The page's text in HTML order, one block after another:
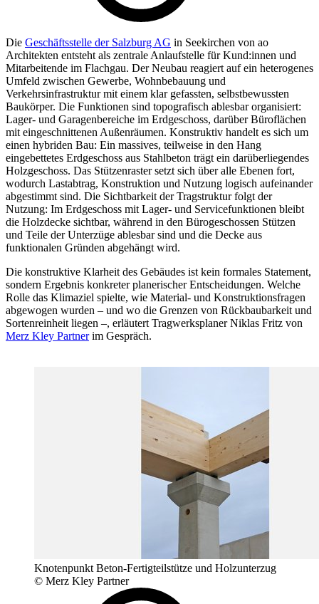
Die Geschäftsstelle der Salzburg AG in Seekirchen von ao
Architekten entsteht als zentrale Anlaufstelle für Kund:innen und
Mitarbeitende im Flachgau. Der Neubau reagiert auf ein heterogenes
Umfeld zwischen Gewerbe, Wohnbebauung und
Verkehrsinfrastruktur mit einem klar gefassten, selbstbewussten
Baukörper. Die Funktionen sind topografisch ablesbar organisiert:
Lager- und Garagenbereiche im Erdgeschoss, darüber Büroflächen
mit eingeschnittenen Außenräumen. Konstruktiv handelt es sich um
einen hybriden Bau: Ein massives, teilweise in den Hang
eingebettetes Erdgeschoss aus Stahlbeton trägt ein darüberliegendes
Holzgeschoss. Das Stützenraster setzt sich über alle Ebenen fort,
wodurch Lastabtrag, Konstruktion und Nutzung logisch aufeinander
abgestimmt sind. Die Sichtbarkeit der Tragstruktur folgt der
Nutzung: Im Erdgeschoss mit Lager- und Servicefunktionen bleibt
die Holzdecke sichtbar, während in den Bürogeschossen Stützen
und Teile der Unterzüge ablesbar sind und die Decke aus
funktionalen Gründen abgehängt wird.
Die konstruktive Klarheit des Gebäudes ist kein formales Statement,
sondern Ergebnis konkreter planerischer Entscheidungen. Welche
Rolle das Klimaziel spielte, wie Material- und Konstruktionsfragen
abgewogen wurden – und wo die Grenzen von Rückbaubarkeit und
Sortenreinheit liegen –, erläutert Tragwerksplaner Niklas Fritz von
Merz Kley Partnerim Gespräch.
Knotenpunkt Beton-Fertigteilstütze und Holzunterzug
© Merz Kley Partner